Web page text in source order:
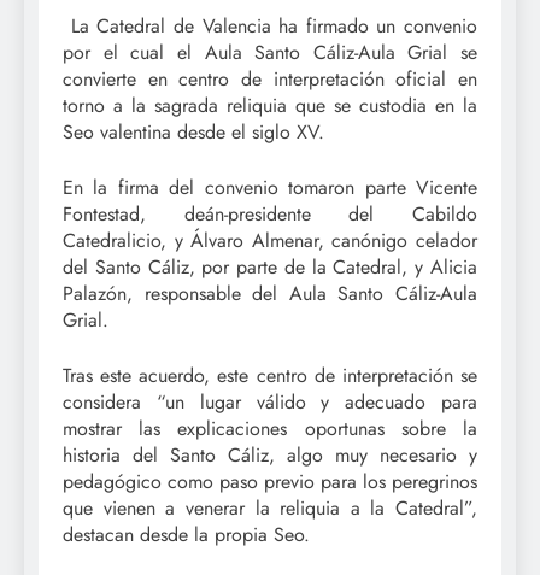
La Catedral de Valencia ha firmado un convenio
por el cual el Aula Santo Cáliz-Aula Grial se
convierte en centro de interpretación oficial en
torno a la sagrada reliquia que se custodia en la
Seo valentina desde el siglo XV.
En la firma del convenio tomaron parte Vicente
Fontestad, deán-presidente del Cabildo
Catedralicio, y Álvaro Almenar, canónigo celador
del Santo Cáliz, por parte de la Catedral, y Alicia
Palazón, responsable del Aula Santo Cáliz-Aula
Grial.
Tras este acuerdo, este centro de interpretación se
considera “un lugar válido y adecuado para
mostrar las explicaciones oportunas sobre la
historia del Santo Cáliz, algo muy necesario y
pedagógico como paso previo para los peregrinos
que vienen a venerar la reliquia a la Catedral”,
destacan desde la propia Seo.